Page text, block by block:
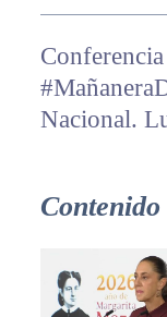
Nacional.